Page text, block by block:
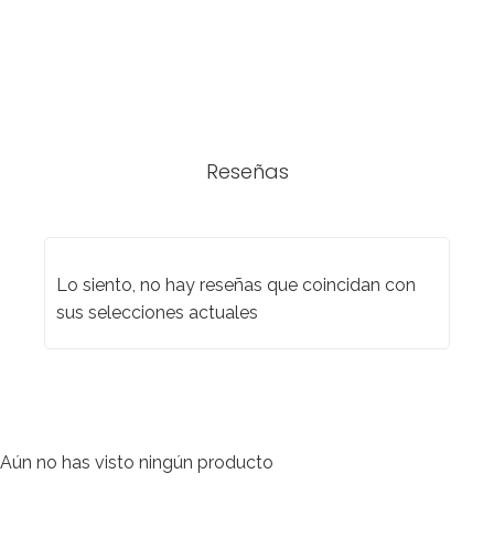
Reseñas
Lo siento, no hay reseñas que coincidan con
sus selecciones actuales
Aún no has visto ningún producto